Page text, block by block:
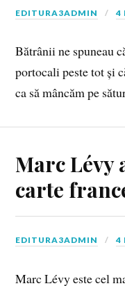
EDITURA3ADMIN 4
Bătrânii ne spuneau
portocali peste tot și
ca să mâncăm pe
Marc Lévy
carte
EDITURA3ADMIN 4
Marc Lévy este cel